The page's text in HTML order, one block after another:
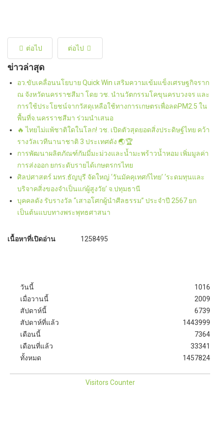
ต่อไป ต่อไป
ข่าวล่าสุด
อว.ขับเคลื่อนนโยบาย Quick Win เสริมความเข้มแข็งเศรษฐกิจราก
ณ จังหวัดนครราชสีมา โดย วช. นำนวัตกรรมโคขุนครบวงจร และ
การใช้ประโยชน์จากวัสดุเหลือใช้ทางการเกษตรเพื่อลดPM2.5 ใน
พื้นที่จ.นครราชสีมา ร่วมนำเสนอ
🔥 ไทยไม่แพ้ชาติใดในโลก! วช. เปิดตัวสุดยอดสิ่งประดิษฐ์ไทย คว้า
รางวัลเวทีนานาชาติ 3 ประเทศดัง 🌏🏆
การพัฒนาผลิตภัณฑ์กัมมี่มะม่วงและน้ำมะพร้าวน้ำหอม เพิ่มมูลค่า
การส่งออก ยกระดับรายได้เกษตรกรไทย
ศิลปศาสตร์ มทร.ธัญบุรี จัดใหญ่ ‘วันมัคคุเทศก์ไทย’ ‘ระดมทุนและ
บริจาคสิ่งของจำเป็นแก่ผู้สูงวัย’ จ.ปทุมธานี
บุคคลดัง รับรางวัล “เสาอโศกผู้นำศีลธรรม” ประจำปี 2567 ยก
เป็นต้นแบบทางพระพุทธศาสนา
เนื้อหาที่เปิดอ่าน 1258495
วันนี้
เมื่อวานนี้
สัปดาห์นี้
สัปดาห์ที่แล้ว
เดือนนี้
เดือนที่แล้ว
ทั้งหมด
1016
2009
6739
1443999
7364
33341
1457824
Visitors Counter